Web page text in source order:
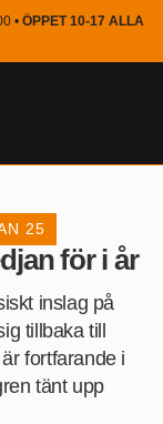
• ÖPPET 10-17 ALLA
25
för i år
inslag på
tillbaka till
fortfarande i
tänt upp